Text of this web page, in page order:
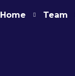
Home Team